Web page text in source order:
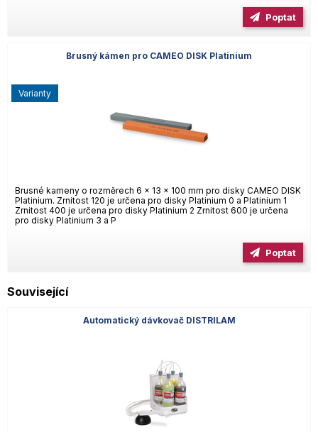
Poptat
Brusný kámen pro CAMEO DISK Platinium
Brusné kameny o rozměrech 6 x 13 x 100 mm pro disky CAMEO DISK
Platinium. Zrnitost 120 je určena pro disky Platinium 0 a Platinium 1
Zrnitost 400 je určena pro disky Platinium 2 Zrnitost 600 je určena
pro disky Platinium 3 a P
varianty
Poptat
Související
Automatický dávkovač DISTRILAM